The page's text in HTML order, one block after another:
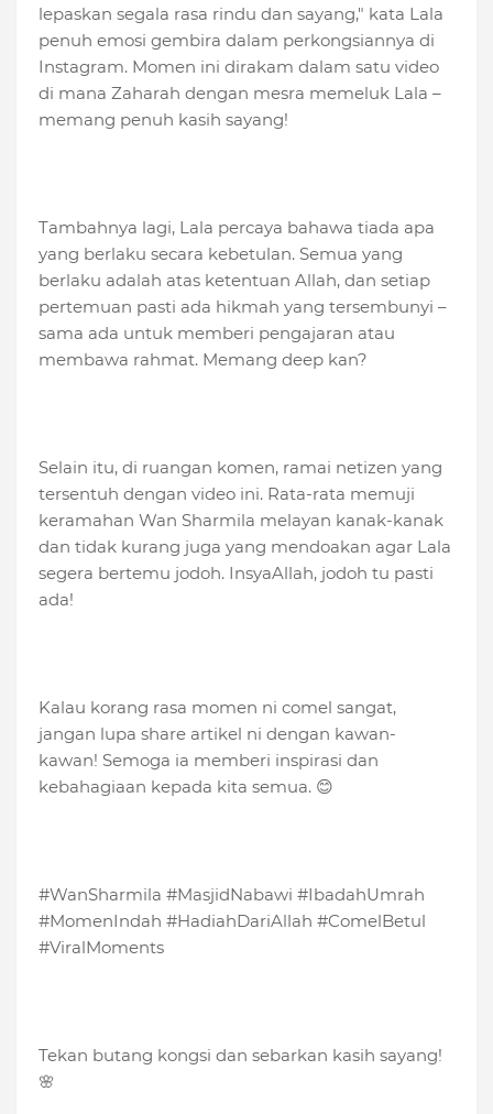
lepaskan segala rasa rindu dan sayang," kata Lala
penuh emosi gembira dalam perkongsiannya di
Instagram. Momen ini dirakam dalam satu video
di mana Zaharah dengan mesra memeluk Lala –
memang penuh kasih sayang!
Tambahnya lagi, Lala percaya bahawa tiada apa
yang berlaku secara kebetulan. Semua yang
berlaku adalah atas ketentuan Allah, dan setiap
pertemuan pasti ada hikmah yang tersembunyi –
sama ada untuk memberi pengajaran atau
membawa rahmat. Memang deep kan?
Selain itu, di ruangan komen, ramai netizen yang
tersentuh dengan video ini. Rata-rata memuji
keramahan Wan Sharmila melayan kanak-kanak
dan tidak kurang juga yang mendoakan agar Lala
segera bertemu jodoh. InsyaAllah, jodoh tu pasti
ada!
Kalau korang rasa momen ni comel sangat,
jangan lupa share artikel ni dengan kawan-
kawan! Semoga ia memberi inspirasi dan
kebahagiaan kepada kita semua. 😊
#WanSharmila #MasjidNabawi #IbadahUmrah
#MomenIndah #HadiahDariAllah #ComelBetul
#ViralMoments
Tekan butang kongsi dan sebarkan kasih sayang!
🌸